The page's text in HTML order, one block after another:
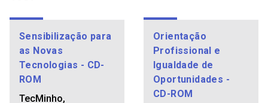
Sensibilização para
as Novas
Tecnologias - CD-
ROM
TecMinho,
Orientação
Profissional e
Igualdade de
Oportunidades -
CD-ROM